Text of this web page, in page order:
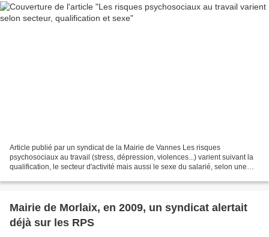
Article publié par un syndicat de la Mairie de Vannes Les risques
psychosociaux au travail (stress, dépression, violences...) varient suivant la
qualification, le secteur d'activité mais aussi le sexe du salarié, selon une
Mairie de Morlaix, en 2009, un syndicat alertait
déjà sur les RPS